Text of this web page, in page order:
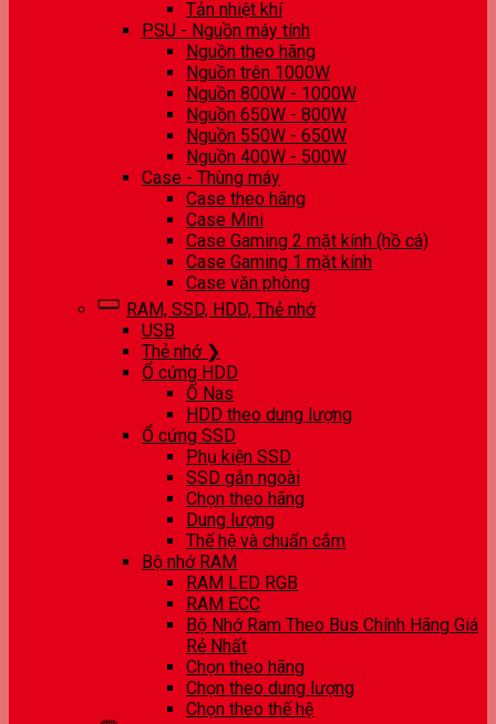
Tản nhiệt khí
PSU - Nguồn máy tính
Nguồn theo hãng
Nguồn trên 1000W
Nguồn 800W - 1000W
Nguồn 650W - 800W
Nguồn 550W - 650W
Nguồn 400W - 500W
Case - Thùng máy
Case theo hãng
Case Mini
Case Gaming 2 mặt kính (hồ cá)
Case Gaming 1 mặt kính
Case văn phòng
RAM, SSD, HDD, Thẻ nhớ
USB
Thẻ nhớ ❯
Ổ cứng HDD
Ổ Nas
HDD theo dung lượng
Ổ cứng SSD
Phụ kiện SSD
SSD gắn ngoài
Chọn theo hãng
Dung lượng
Thế hệ và chuẩn cắm
Bộ nhớ RAM
RAM LED RGB
RAM ECC
Bộ Nhớ Ram Theo Bus Chính Hãng Giá
Rẻ Nhất
Chọn theo hãng
Chọn theo dung lượng
Chọn theo thế hệ